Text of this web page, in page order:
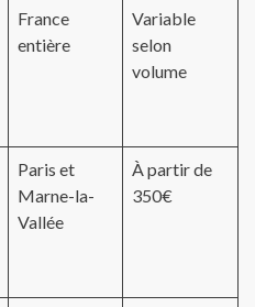
France
entière
Variable
selon
volume
Paris et
Marne-la-
Vallée
À partir de
350€